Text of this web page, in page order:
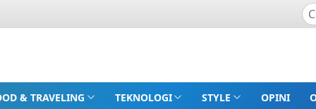
& TRAVELING TEKNOLOGI STYLE OPINI